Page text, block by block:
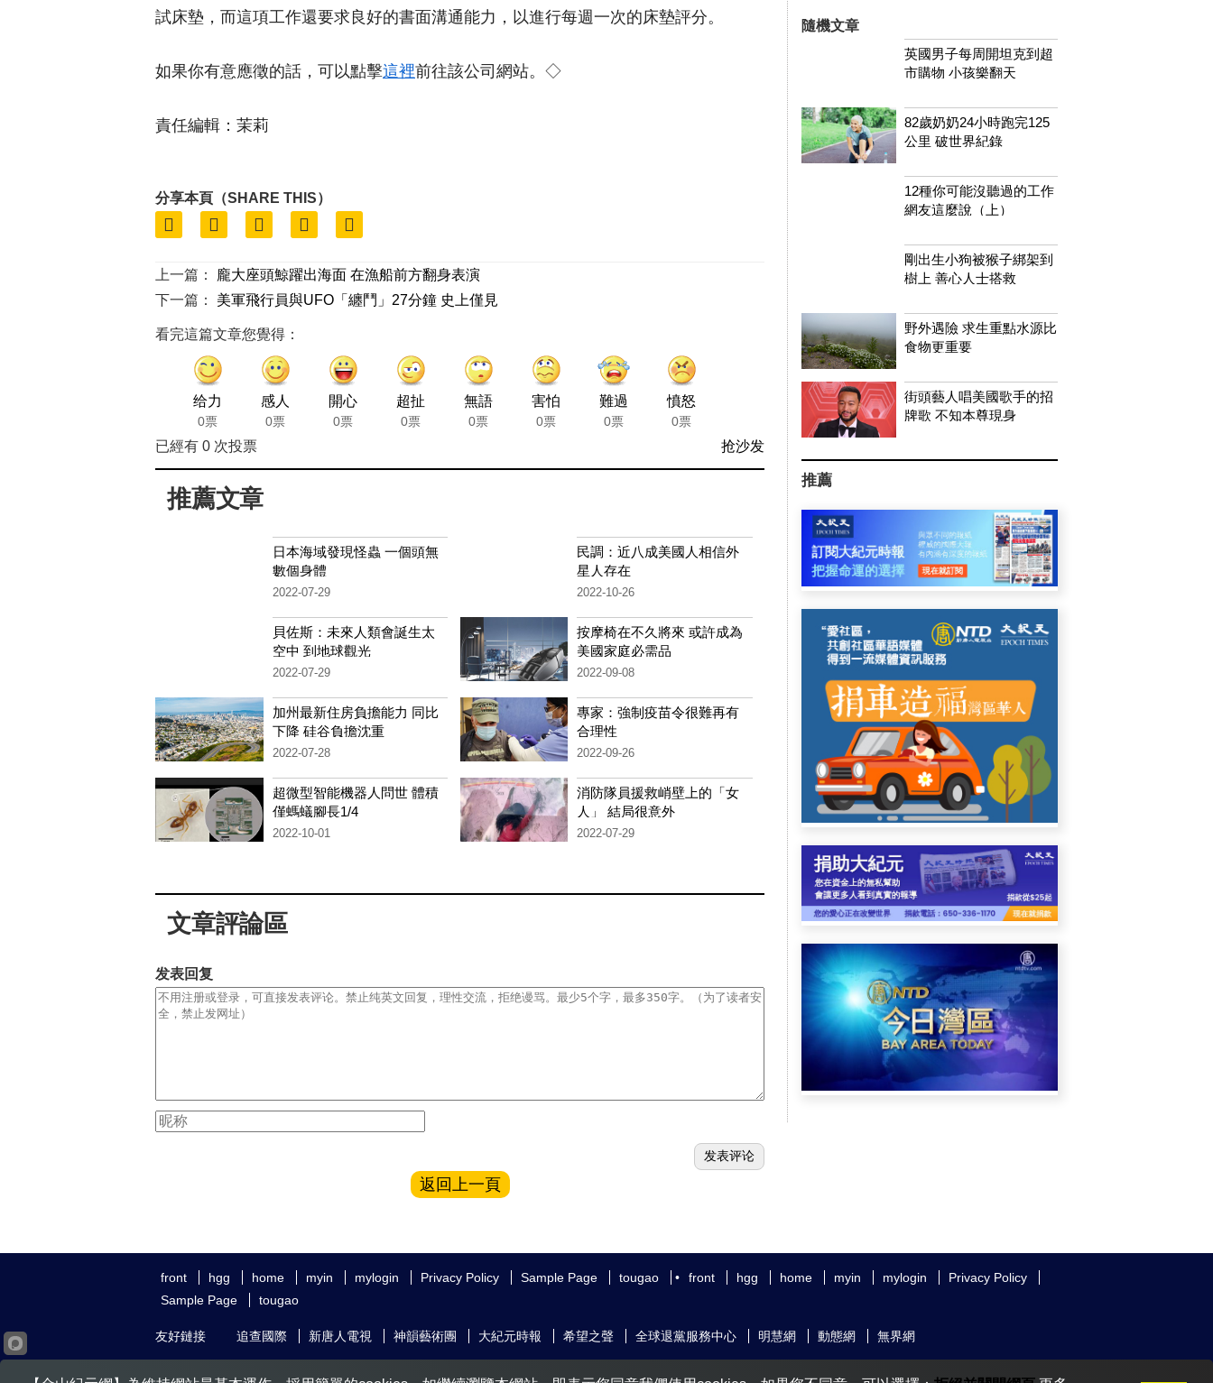
試床墊，而這項工作還要求良好的書面溝通能力，以進行每週一次的床墊評分。
如果你有意應徵的話，可以點擊這裡前往該公司網站。◇
責任編輯：茉莉
分享本頁（SHARE THIS）
上一篇：
龐大座頭鯨躍出海面 在漁船前方翻身表演
下一篇：
美軍飛行員與UFO「纏鬥」27分鐘 史上僅見
看完這篇文章您覺得：
给力
0票
感人
0票
開心
0票
超扯
0票
無語
0票
害怕
0票
難過
0票
憤怒
0票
已經有 0 次投票 抢沙发
推薦文章
日本海域發現怪蟲 一個頭無
數個身體
2022-07-29
民調：近八成美國人相信外
星人存在
2022-10-26
貝佐斯：未來人類會誕生太
空中 到地球觀光
2022-07-29
按摩椅在不久將來 或許成為
美國家庭必需品
2022-09-08
加州最新住房負擔能力 同比
下降 硅谷負擔沈重
2022-07-28
專家：強制疫苗令很難再有
合理性
2022-09-26
超微型智能機器人問世 體積
僅螞蟻腳長1/4
2022-10-01
消防隊員援救峭壁上的「女
人」 結局很意外
2022-07-29
文章評論區
发表回复
返回上一頁
隨機文章
英國男子每周開坦克到超
市購物 小孩樂翻天
82歲奶奶24小時跑完125
公里 破世界紀錄
12種你可能沒聽過的工作
網友這麼說（上）
剛出生小狗被猴子綁架到
樹上 善心人士搭救
野外遇險 求生重點水源比
食物更重要
街頭藝人唱美國歌手的招
牌歌 不知本尊現身
推薦
front hgg home myin mylogin Privacy Policy Sample Page tougao • front hgg home myin mylogin
Privacy Policy
Sample Page
tougao
友好鏈接 追查國際 新唐人電視 神韻藝術團 大紀元時報 希望之聲 全球退黨服務中心 明慧網 動態網 無界網